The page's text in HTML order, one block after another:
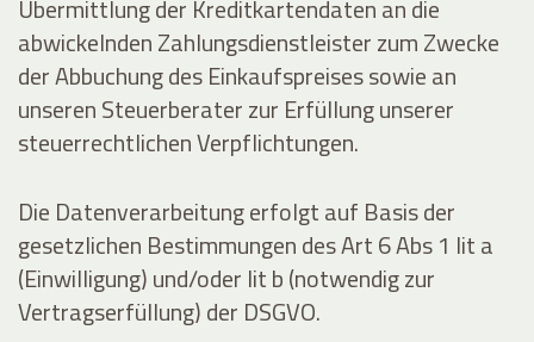
Übermittlung der Kreditkartendaten an die
abwickelnden Zahlungsdienstleister zum Zwecke
der Abbuchung des Einkaufspreises sowie an
unseren Steuerberater zur Erfüllung unserer
steuerrechtlichen Verpflichtungen.
Die Datenverarbeitung erfolgt auf Basis der
gesetzlichen Bestimmungen des Art 6 Abs 1 lit a
(Einwilligung) und/oder lit b (notwendig zur
Vertragserfüllung) der DSGVO.